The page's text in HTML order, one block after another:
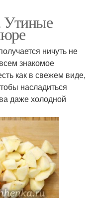
Утиные
ничуть не
знакомое
как в свежем виде,
насладиться
даже холодной